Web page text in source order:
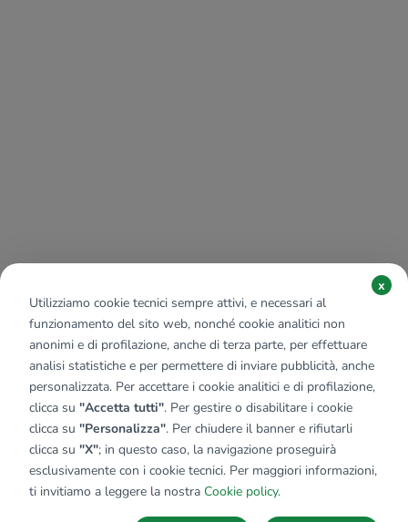
Utilizziamo cookie tecnici sempre attivi, e necessari al
funzionamento del sito web, nonché cookie analitici non
anonimi e di profilazione, anche di terza parte, per effettuare
analisi statistiche e per permettere di inviare pubblicità, anche
personalizzata. Per accettare i cookie analitici e di profilazione,
clicca su "Accetta tutti". Per gestire o disabilitare i cookie
clicca su "Personalizza". Per chiudere il banner e rifiutarli
clicca su "X"; in questo caso, la navigazione proseguirà
esclusivamente con i cookie tecnici. Per maggiori informazioni,
ti invitiamo a leggere la nostra Cookie policy.
x